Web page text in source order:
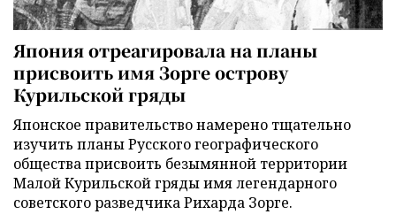
Япония отреагировала на планы
присвоить имя Зорге острову
Курильской гряды
Японское правительство намерено тщательно
изучить планы Русского географического
общества присвоить безымянной территории
Малой Курильской гряды имя легендарного
советского разведчика Рихарда Зорге.